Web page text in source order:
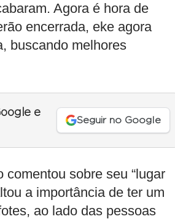
Agora é hora de
encerrada, eke agora
buscando melhores
e
Seguir no Google
sobre seu “lugar
a importância de ter um
ao lado das pessoas